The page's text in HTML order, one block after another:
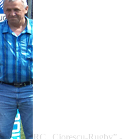
RC „Ciorescu-Rugby” -